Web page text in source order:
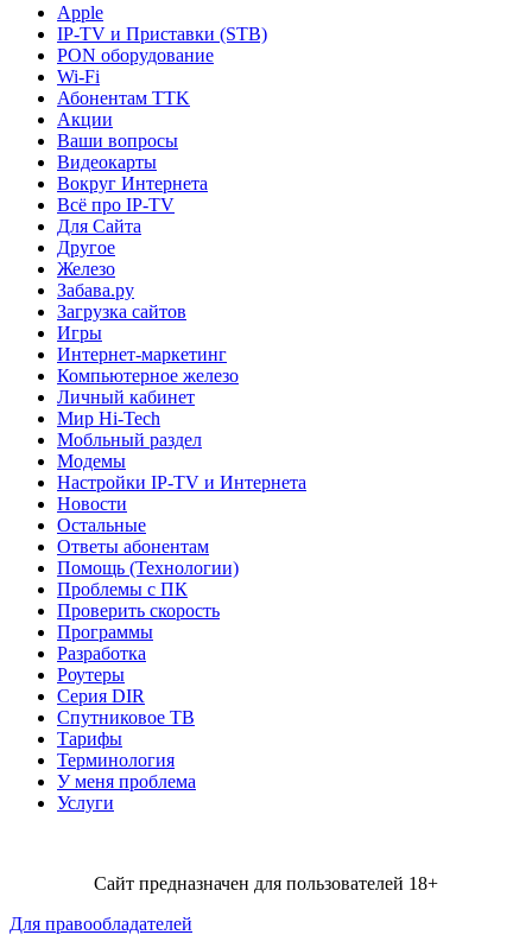
Apple
IP-TV и Приставки (STB)
PON оборудование
Wi-Fi
Абонентам TTK
Акции
Ваши вопросы
Видеокарты
Вокруг Интернета
Всё про IP-TV
Для Сайта
Другое
Железо
Забава.ру
Загрузка сайтов
Игры
Интернет-маркетинг
Компьютерное железо
Личный кабинет
Мир Hi-Tech
Мобльный раздел
Модемы
Настройки IP-TV и Интернета
Новости
Остальные
Ответы абонентам
Помощь (Технологии)
Проблемы с ПК
Проверить скорость
Программы
Разработка
Роутеры
Серия DIR
Спутниковое ТВ
Тарифы
Терминология
У меня проблема
Услуги
Сайт предназначен для пользователей 18+
Для правообладателей